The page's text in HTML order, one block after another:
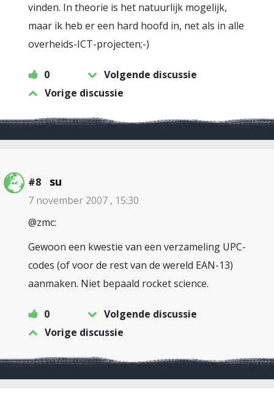
vinden. In theorie is het natuurlijk mogelijk,
maar ik heb er een hard hoofd in, net als in alle
overheids-ICT-projecten;-)
0
Volgende discussie
Vorige discussie
#8 su
7 november 2007 , 15:30
@zmc:
Gewoon een kwestie van een verzameling UPC-
codes (of voor de rest van de wereld EAN-13)
aanmaken. Niet bepaald rocket science.
0
Volgende discussie
Vorige discussie